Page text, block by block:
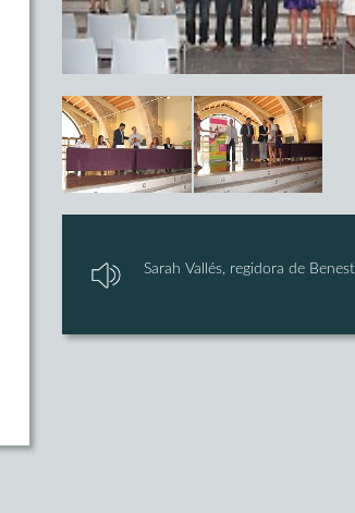
Sarah Vallés, regidora de